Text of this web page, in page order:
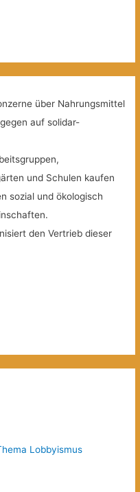
über Nahrungsmittel
auf solidar-
und Schulen kaufen
sozial und ökologisch
den Vertrieb dieser
Lobbyismus